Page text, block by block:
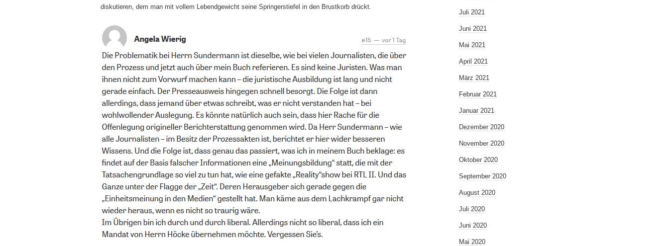
diskutieren, dem man mit vollem Lebend­ge­wicht seine Springerstiefel in den Brustkorb drückt.
Juli 2021
Juni 2021
Mai 2021
April 2021
März 2021
Februar 2021
Januar 2021
Dezember 2020
November 2020
Oktober 2020
September 2020
August 2020
Juli 2020
Juni 2020
Mai 2020